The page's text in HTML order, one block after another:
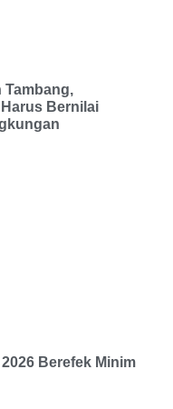
Tambang,
Bernilai
Berefek Minim